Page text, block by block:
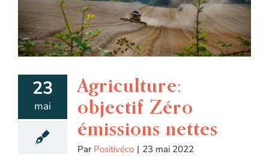
23
mai
Agriculture:
objectif Zéro
émissions nettes
Par Positivéco | 23 mai 2022